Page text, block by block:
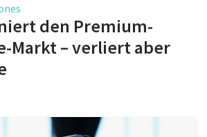
den Premium-
Markt – verliert aber